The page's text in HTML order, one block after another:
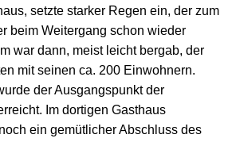
setzte starker Regen ein, der zum
beim Weitergang schon wieder
war dann, meist leicht bergab, der
mit seinen ca. 200 Einwohnern.
der Ausgangspunkt der
Im dortigen Gasthaus
ein gemütlicher Abschluss des